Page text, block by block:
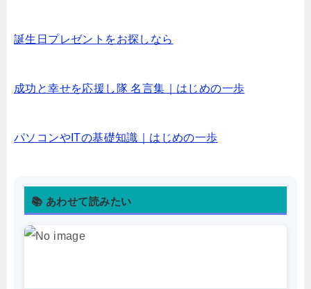
誕生日プレゼントをお探しなら
成功と幸せを応援し隊 名言集｜はじめの一歩
パソコンやITの基礎知識｜はじめの一歩
📚 あわせて読みたい